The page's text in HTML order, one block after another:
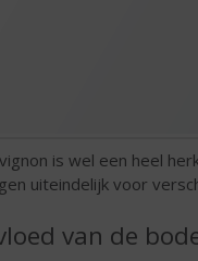
is wel een heel
uiteindelijk voor
van de